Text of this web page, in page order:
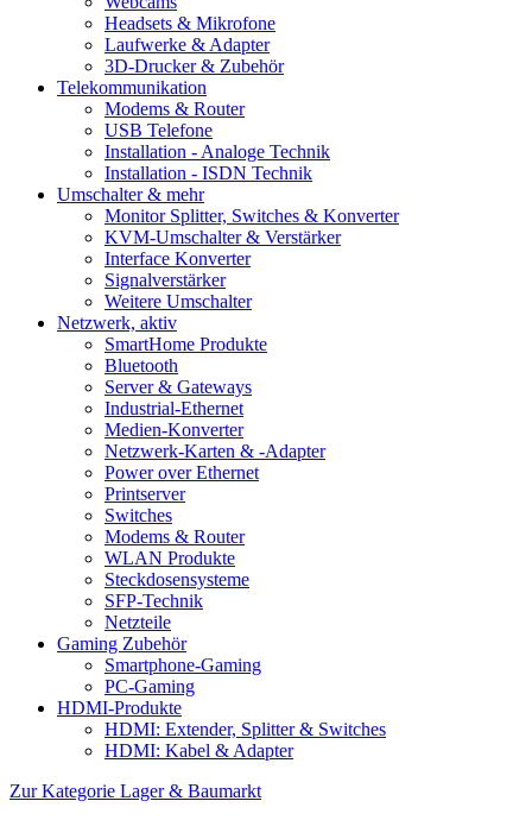
Headsets & Mikrofone
Laufwerke & Adapter
3D-Drucker & Zubehör
Telekommunikation
Modems & Router
USB Telefone
Installation - Analoge Technik
Installation - ISDN Technik
Umschalter & mehr
Monitor Splitter, Switches & Konverter
KVM-Umschalter & Verstärker
Interface Konverter
Signalverstärker
Weitere Umschalter
Netzwerk, aktiv
SmartHome Produkte
Bluetooth
Server & Gateways
Industrial-Ethernet
Medien-Konverter
Netzwerk-Karten & -Adapter
Power over Ethernet
Printserver
Switches
Modems & Router
WLAN Produkte
Steckdosensysteme
SFP-Technik
Netzteile
Gaming Zubehör
Smartphone-Gaming
PC-Gaming
HDMI-Produkte
HDMI: Extender, Splitter & Switches
HDMI: Kabel & Adapter
Zur Kategorie Lager & Baumarkt